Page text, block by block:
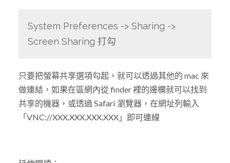
System Preferences -> Sharing ->
Screen Sharing 打勾
只要把螢幕共享選項勾起，就可以透過其他的 mac 來
做連結，如果在區網內從 finder 裡的邊欄就可以找到
共享的機器，或透過 Safari 瀏覽器，在網址列輸入
「VNC://XXX.XXX.XXX.XXX」即可連線